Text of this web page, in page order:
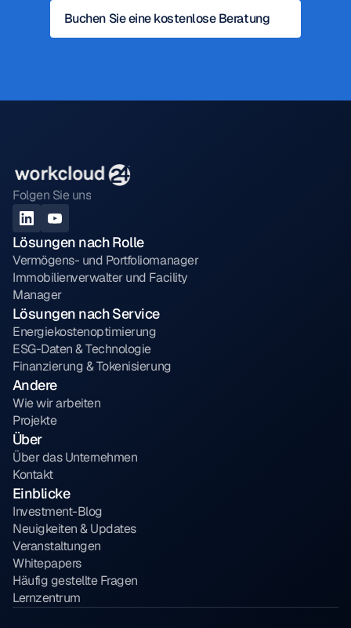
Buchen Sie eine kostenlose Beratung
Folgen Sie uns
Lösungen nach Rolle
Vermögens- und Portfoliomanager
Immobilienverwalter und Facility
Manager
Lösungen nach Service
Energiekostenoptimierung
ESG-Daten & Technologie
Finanzierung & Tokenisierung
Andere
Wie wir arbeiten
Projekte
Über
Über das Unternehmen
Kontakt
Einblicke
Investment-Blog
Neuigkeiten & Updates
Veranstaltungen
Whitepapers
Häufig gestellte Fragen
Lernzentrum